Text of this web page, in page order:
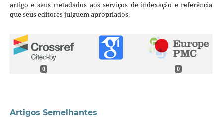
artigo e seus metadados aos serviços de indexação e referência
que seus editores julguem apropriados.
0 0
Artigos Semelhantes